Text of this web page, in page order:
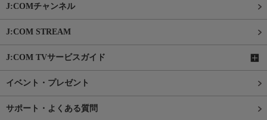
J:COMチャンネル
J:COM STREAM
J:COM TVサービスガイド
イベント・プレゼント
サポート・よくある質問